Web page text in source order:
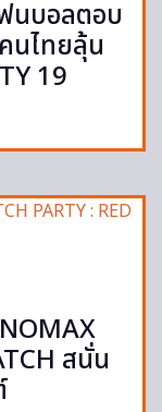
นบอลตอบ
นไทยลุ้น
19
สนั่น